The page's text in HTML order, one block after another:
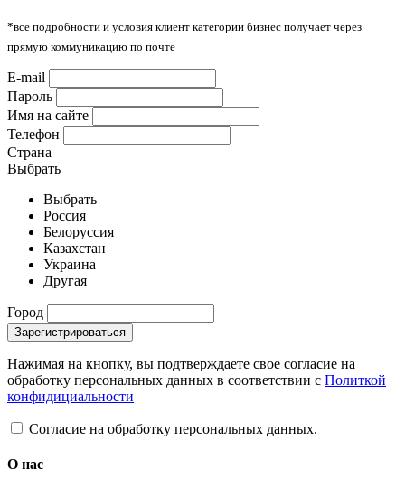
*все подробности и условия клиент категории бизнес получает через
прямую коммуникацию по почте
E-mail
Пароль
Имя на сайте
Телефон
Страна
Выбрать
Выбрать
Россия
Белоруссия
Казахстан
Украина
Другая
Город
Зарегистрироваться
Нажимая на кнопку, вы подтверждаете свое согласие на
обработку персональных данных в соответствии с Политкой
конфидициальности
Согласие на обработку персональных данных.
О нас